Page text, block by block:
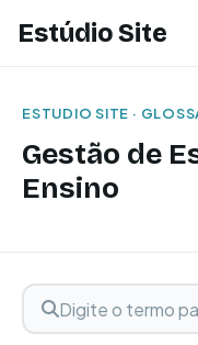
Estúdio Site
ESTUDIO SITE ·
Gestão de
Ensino
Buscar termo
Digite o termo para